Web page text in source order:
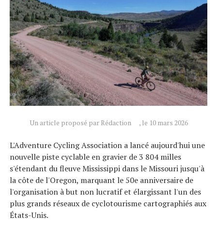
Un article proposé par Rédaction , le 10 mars 2026
L'Adventure Cycling Association a lancé aujourd'hui une
nouvelle piste cyclable en gravier de 3 804 milles
s'étendant du fleuve Mississippi dans le Missouri jusqu'à
la côte de l'Oregon, marquant le 50e anniversaire de
l'organisation à but non lucratif et élargissant l'un des
plus grands réseaux de cyclotourisme cartographiés aux
États-Unis.